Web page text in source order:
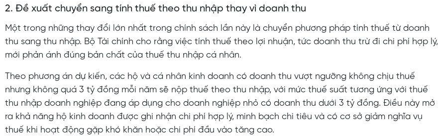
2. Đề xuất chuyển sang tính thuế theo thu nhập thay vì doanh thu
Một trong những thay đổi lớn nhất trong chính sách lần này là chuyển phương pháp tính thuế từ doanh
thu sang thu nhập. Bộ Tài chính cho rằng việc tính thuế theo lợi nhuận, tức doanh thu trừ đi chi phí hợp lý,
mới phản ánh đúng bản chất của thuế thu nhập cá nhân.
Theo phương án dự kiến, các hộ và cá nhân kinh doanh có doanh thu vượt ngưỡng không chịu thuế
nhưng không quá 3 tỷ đồng mỗi năm sẽ nộp thuế theo thu nhập, với mức thuế suất tương ứng với thuế
thu nhập doanh nghiệp đang áp dụng cho doanh nghiệp nhỏ có doanh thu dưới 3 tỷ đồng. Điều này mở
ra khả năng hộ kinh doanh được ghi nhận chi phí hợp lý, minh bạch chi tiêu và có cơ sở giảm nghĩa vụ
thuế khi hoạt động gặp khó khăn hoặc chi phí đầu vào tăng cao.